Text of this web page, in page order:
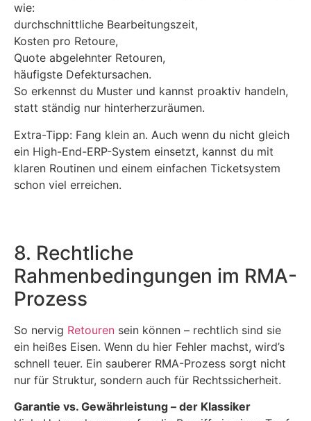
wie:
durchschnittliche Bearbeitungszeit,
Kosten pro Retoure,
Quote abgelehnter Retouren,
häufigste Defektursachen.
So erkennst du Muster und kannst proaktiv handeln,
statt ständig nur hinterherzuräumen.
Extra-Tipp: Fang klein an. Auch wenn du nicht gleich
ein High-End-ERP-System einsetzt, kannst du mit
klaren Routinen und einem einfachen Ticketsystem
schon viel erreichen.
8. Rechtliche
Rahmenbedingungen im RMA-
Prozess
So nervig Retouren sein können – rechtlich sind sie
ein heißes Eisen. Wenn du hier Fehler machst, wird’s
schnell teuer. Ein sauberer RMA-Prozess sorgt nicht
nur für Struktur, sondern auch für Rechtssicherheit.
Garantie vs. Gewährleistung – der Klassiker